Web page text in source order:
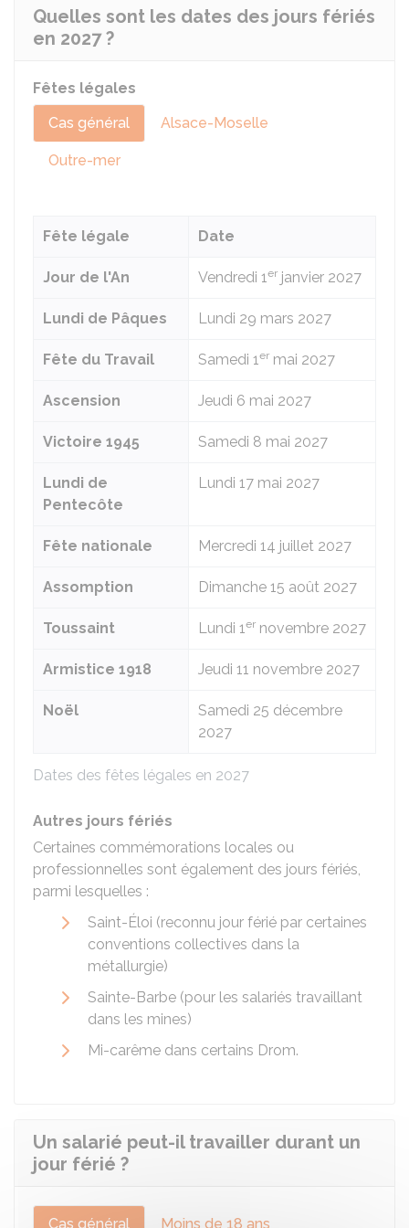
Quelles sont les dates des jours fériés
en 2027 ?
Fêtes légales
Cas général
Alsace-Moselle
Outre-mer
Dates des fêtes légales en 2027
Fête légale Date
Jour de l'An Vendredi 1er janvier 2027
Lundi de Pâques Lundi 29 mars 2027
Fête du Travail Samedi 1er mai 2027
Ascension Jeudi 6 mai 2027
Victoire 1945 Samedi 8 mai 2027
Lundi de
Pentecôte
Lundi 17 mai 2027
Fête nationale Mercredi 14 juillet 2027
Assomption Dimanche 15 août 2027
Toussaint Lundi 1er novembre 2027
Armistice 1918 Jeudi 11 novembre 2027
Noël
Samedi 25 décembre
2027
Autres jours fériés
Certaines commémorations locales ou
professionnelles sont également des jours fériés,
parmi lesquelles :
Saint-Éloi (reconnu jour férié par certaines
conventions collectives dans la
métallurgie)
Sainte-Barbe (pour les salariés travaillant
dans les mines)
Mi-carême dans certains Drom.
Un salarié peut-il travailler durant un
jour férié ?
Cas général Moins de 18 ans